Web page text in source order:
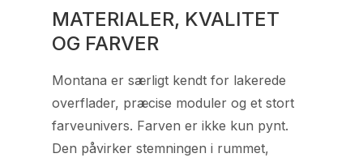
MATERIALER, KVALITET
OG FARVER
Montana er særligt kendt for lakerede
overflader, præcise moduler og et stort
farveunivers. Farven er ikke kun pynt.
Den påvirker stemningen i rummet,